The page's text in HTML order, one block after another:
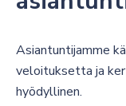
Asiantuntijamme
veloituksetta ja
hyödyllinen.